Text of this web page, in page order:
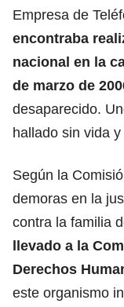
Empresa de
encontraba
nacional en la
de marzo de
desaparecido.
hallado sin vida
Según la
demoras en la
contra la familia
llevado a la
Derechos
este organismo